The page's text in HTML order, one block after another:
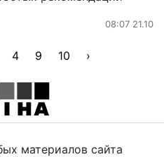
08:07 21.10
4 9 10 ›
материалов сайта